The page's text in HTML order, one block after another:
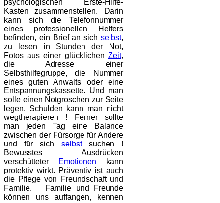
psychologischen Erste-Hilfe-
Kasten zusammenstellen. Darin
kann sich die Telefonnummer
eines professionellen Helfers
befinden, ein Brief an sich selbst,
zu lesen in Stunden der Not,
Fotos aus einer glücklichen Zeit,
die Adresse einer
Selbsthilfegruppe, die Nummer
eines guten Anwalts oder eine
Entspannungskassette. Und man
solle einen Notgroschen zur Seite
legen. Schulden kann man nicht
wegtherapieren ! Ferner sollte
man jeden Tag eine Balance
zwischen der Fürsorge für Andere
und für sich selbstsuchen !
Bewusstes Ausdrücken
verschütteter
Emotionen kann
protektiv wirkt. Präventiv ist auch
die Pflege von Freundschaft und
Familie. Familie und Freunde
können uns auffangen, kennen